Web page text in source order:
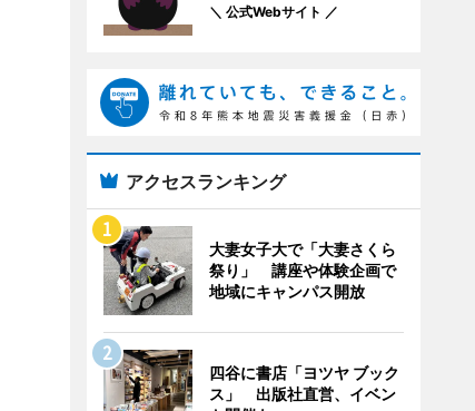
＼ 公式Webサイト ／
アクセスランキング
大妻女子大で「大妻さくら
祭り」 講座や体験企画で
地域にキャンパス開放
四谷に書店「ヨツヤ ブック
ス」 出版社直営、イベン